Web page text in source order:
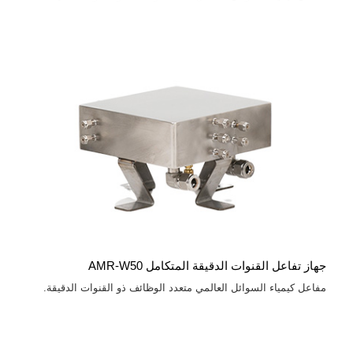
جهاز تفاعل القنوات الدقيقة المتكامل AMR-W50
مفاعل كيمياء السوائل العالمي متعدد الوظائف ذو القنوات الدقيقة.